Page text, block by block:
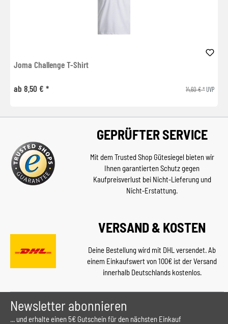
Joma Challenge T-Shirt
ab 8,50 € * 14,60 € *UVP
GEPRÜFTER SERVICE
Mit dem Trusted Shop Gütesiegel bieten wir
Ihnen garantierten Schutz gegen
Kaufpreisverlust bei Nicht-Lieferung und
Nicht-Erstattung.
VERSAND & KOSTEN
Deine Bestellung wird mit DHL versendet. Ab
einem Einkaufswert von 100€ ist der Versand
innerhalb Deutschlands kostenlos.
Newsletter abonnieren
... und erhalte einen 5€ Gutschein für den nächsten Einkauf